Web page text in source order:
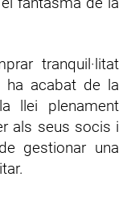
tranquil·litat
ha acabat de la
llei plenament
als seus socis i
gestionar una